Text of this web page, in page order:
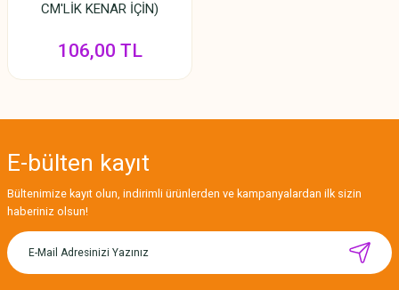
CM'LİK KENAR İÇİN)
106,00 TL
E-bülten kayıt
Bültenimize kayıt olun, indirimli ürünlerden ve kampanyalardan ilk sizin
haberiniz olsun!